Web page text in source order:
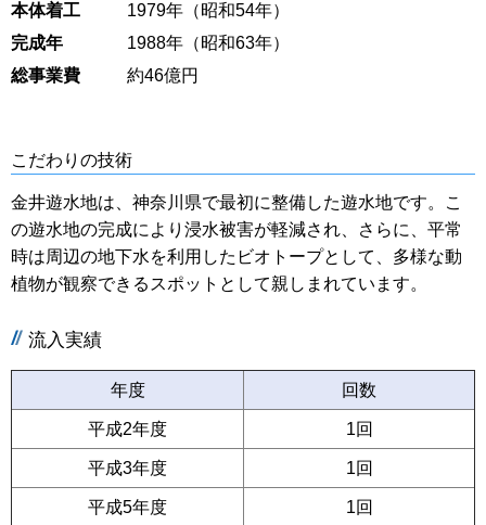
本体着工
1979年（昭和54年）
完成年
1988年（昭和63年）
総事業費
約46億円
こだわりの技術
金井遊水地は、神奈川県で最初に整備した遊水地です。こ
の遊水地の完成により浸水被害が軽減され、さらに、平常
時は周辺の地下水を利用したビオトープとして、多様な動
植物が観察できるスポットとして親しまれています。
流入実績
年度 回数
平成2年度 1回
平成3年度 1回
平成5年度 1回